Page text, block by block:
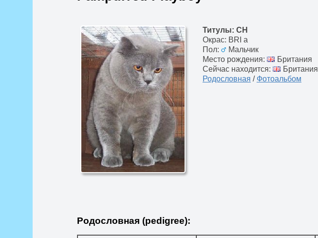
Титулы: CH
Окрас: BRI a
Пол:
Мальчик
Место рождения:
Британия
Сейчас находится:
Британия
Родословная
Фотоальбом
Родословная (pedigree):